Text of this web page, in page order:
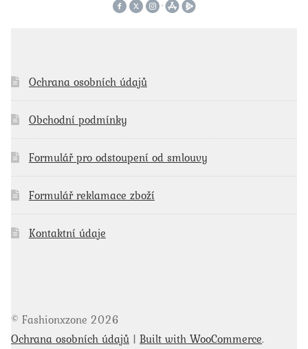
Ochrana osobních údajů
Obchodní podmínky
Formulář pro odstoupení od smlouvy
Formulář reklamace zboží
Kontaktní údaje
© Fashionxzone 2026
Ochrana osobních údajů
Built with WooCommerce.